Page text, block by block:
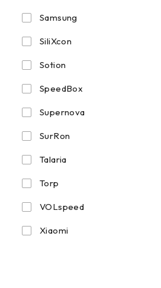
Samsung
SiliXcon
Sotion
SpeedBox
Supernova
SurRon
Talaria
Torp
VOLspeed
Xiaomi